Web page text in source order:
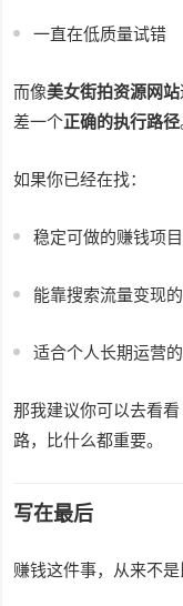
一直在低质量试错
而像美女街拍资源网站
差一个正确的执行路径
如果你已经在找：
稳定可做的赚钱项目
能靠搜索流量变现
适合个人长期运营
那我建议你可以去看
路，比什么都重要。
写在最后
赚钱这件事，从来不是